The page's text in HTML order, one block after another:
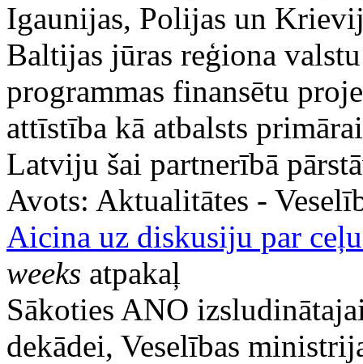
Igaunijas, Polijas un
Baltijas jūras reģiona
programmas finansētu
attīstība kā atbalsts
Latviju šai partnerībā
Avots: Aktualitātes -
Aicina uz diskusiju par
weeks atpakaļ
Sākoties ANO
dekādei, Veselības